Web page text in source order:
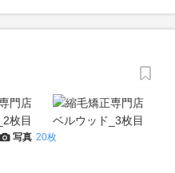
写真 20枚